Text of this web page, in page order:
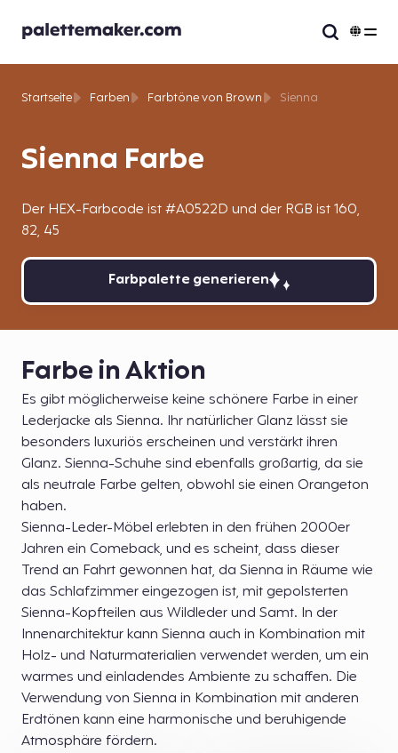
Sienna Farbe
Der HEX-Farbcode ist #A0522D und der RGB ist 160,
82, 45
Startseite Farben Farbtöne von Brown Sienna
Farbpalette generieren
Farbe in Aktion
Es gibt möglicherweise keine schönere Farbe in einer
Lederjacke als Sienna. Ihr natürlicher Glanz lässt sie
besonders luxuriös erscheinen und verstärkt ihren
Glanz. Sienna-Schuhe sind ebenfalls großartig, da sie
als neutrale Farbe gelten, obwohl sie einen Orangeton
haben.
Sienna-Leder-Möbel erlebten in den frühen 2000er
Jahren ein Comeback, und es scheint, dass dieser
Trend an Fahrt gewonnen hat, da Sienna in Räume wie
das Schlafzimmer eingezogen ist, mit gepolsterten
Sienna-Kopfteilen aus Wildleder und Samt. In der
Innenarchitektur kann Sienna auch in Kombination mit
Holz- und Naturmaterialien verwendet werden, um ein
warmes und einladendes Ambiente zu schaffen. Die
Verwendung von Sienna in Kombination mit anderen
Erdtönen kann eine harmonische und beruhigende
Atmosphäre fördern.